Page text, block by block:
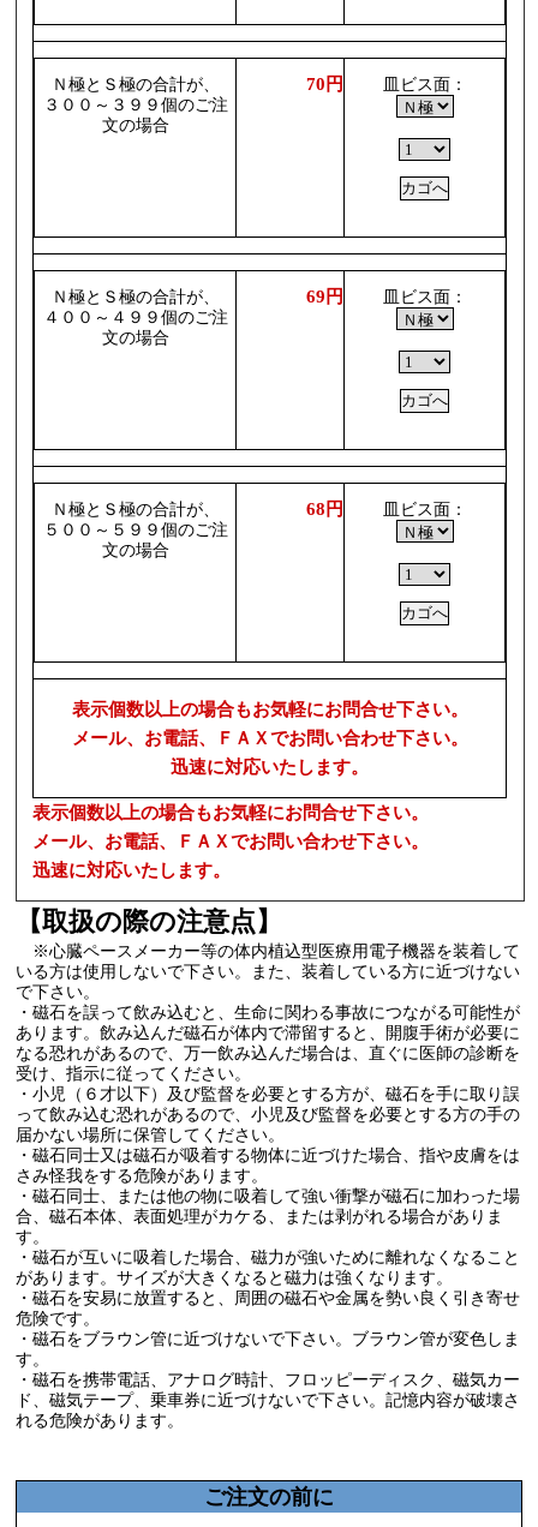
Ｎ極とＳ極の合計が、
３００～３９９個のご注
文の場合
70円 皿ビス面：
Ｎ極とＳ極の合計が、
４００～４９９個のご注
文の場合
69円 皿ビス面：
Ｎ極とＳ極の合計が、
５００～５９９個のご注
文の場合
68円 皿ビス面：
表示個数以上の場合もお気軽にお問合せ下さい。
メール、お電話、ＦＡＸでお問い合わせ下さい。
迅速に対応いたします。
表示個数以上の場合もお気軽にお問合せ下さい。
メール、お電話、ＦＡＸでお問い合わせ下さい。
迅速に対応いたします。
【取扱の際の注意点】
※心臓ペースメーカー等の体内植込型医療用電子機器を装着して
いる方は使用しないで下さい。また、装着している方に近づけない
で下さい。
・磁石を誤って飲み込むと、生命に関わる事故につながる可能性が
あります。飲み込んだ磁石が体内で滞留すると、開腹手術が必要に
なる恐れがあるので、万一飲み込んだ場合は、直ぐに医師の診断を
受け、指示に従ってください。
・小児（６才以下）及び監督を必要とする方が、磁石を手に取り誤
って飲み込む恐れがあるので、小児及び監督を必要とする方の手の
届かない場所に保管してください。
・磁石同士又は磁石が吸着する物体に近づけた場合、指や皮膚をは
さみ怪我をする危険があります。
・磁石同士、または他の物に吸着して強い衝撃が磁石に加わった場
合、磁石本体、表面処理がカケる、または剥がれる場合がありま
す。
・磁石が互いに吸着した場合、磁力が強いために離れなくなること
があります。サイズが大きくなると磁力は強くなります。
・磁石を安易に放置すると、周囲の磁石や金属を勢い良く引き寄せ
危険です。
・磁石をブラウン管に近づけないで下さい。ブラウン管が変色しま
す。
・磁石を携帯電話、アナログ時計、フロッピーディスク、磁気カー
ド、磁気テープ、乗車券に近づけないで下さい。記憶内容が破壊さ
れる危険があります。
ご注文の前に